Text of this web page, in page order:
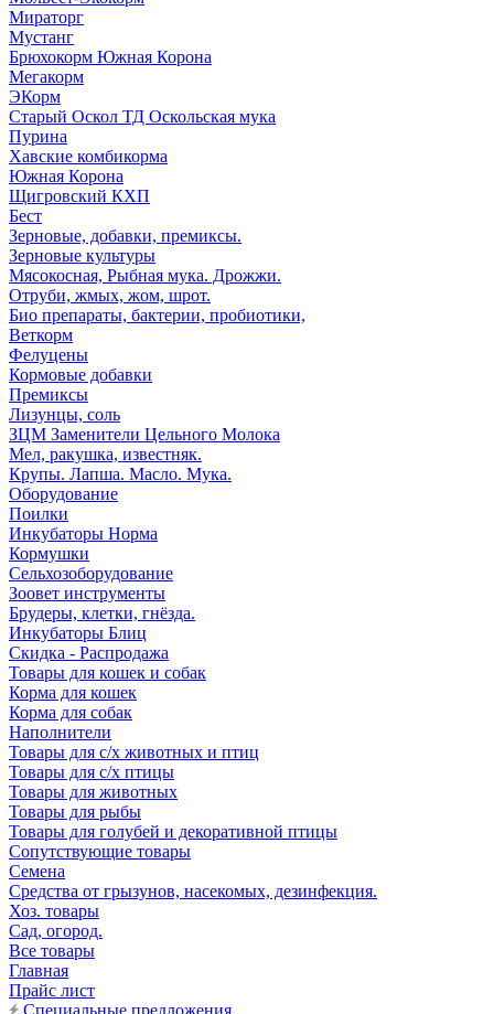
Мираторг
Мустанг
Брюхокорм Южная Корона
Мегакорм
ЭКорм
Старый Оскол ТД Оскольская мука
Пурина
Хавские комбикорма
Южная Корона
Щигровский КХП
Бест
Зерновые, добавки, премиксы.
Зерновые культуры
Мясокосная, Рыбная мука. Дрожжи.
Отруби, жмых, жом, шрот.
Био препараты, бактерии, пробиотики,
Веткорм
Фелуцены
Кормовые добавки
Премиксы
Лизунцы, соль
ЗЦМ Заменители Цельного Молока
Мел, ракушка, известняк.
Крупы. Лапша. Масло. Мука.
Оборудование
Поилки
Инкубаторы Норма
Кормушки
Сельхозоборудование
Зоовет инструменты
Брудеры, клетки, гнёзда.
Инкубаторы Блиц
Скидка - Распродажа
Товары для кошек и собак
Корма для кошек
Корма для собак
Наполнители
Товары для с/х животных и птиц
Товары для с/х птицы
Товары для животных
Товары для рыбы
Товары для голубей и декоративной птицы
Сопутствующие товары
Семена
Средства от грызунов, насекомых, дезинфекция.
Хоз. товары
Сад, огород.
Все товары
Главная
Прайс лист
Специальные предложения